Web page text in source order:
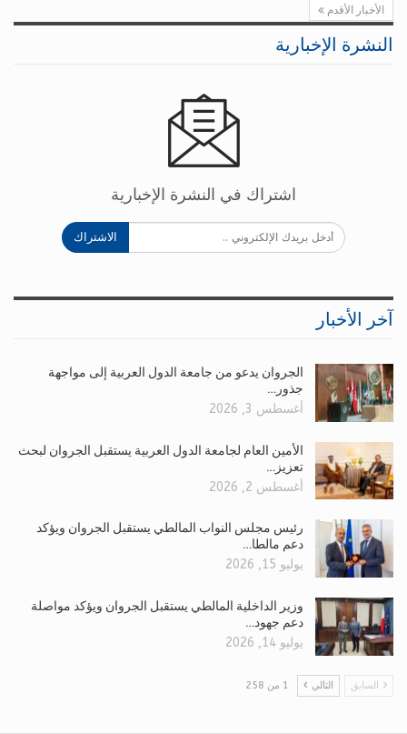
الأخبار الأقدم
النشرة الإخبارية
اشتراك في النشرة الإخبارية
الاشتراك
آخر الأخبار
الجروان يدعو من جامعة الدول العربية إلى مواجهة
جذور…
أغسطس 3, 2026
الأمين العام لجامعة الدول العربية يستقبل الجروان لبحث
تعزيز…
أغسطس 2, 2026
رئيس مجلس النواب المالطي يستقبل الجروان ويؤكد
دعم مالطا…
يوليو 15, 2026
وزير الداخلية المالطي يستقبل الجروان ويؤكد مواصلة
دعم جهود…
يوليو 14, 2026
السابق التالي 1 من 258